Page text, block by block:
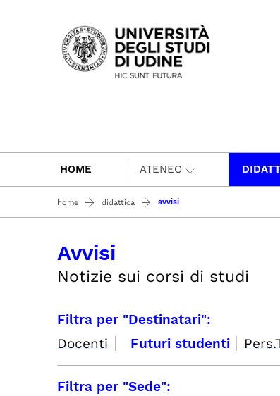
Passa al contenuto principale
HOME ATENEO
home didattica avvisi
Avvisi
Notizie sui corsi di studi
Filtra per "Destinatari":
Docenti | Futuri studenti |
Filtra per "Sede":